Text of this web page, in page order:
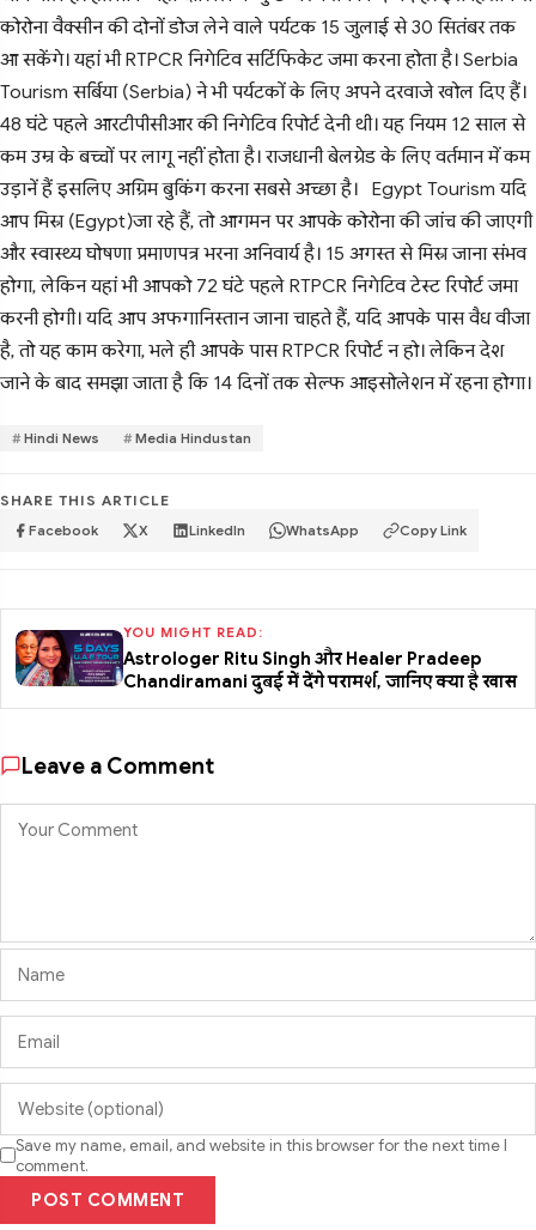
कोरोना वैक्सीन की दोनों डोज लेने वाले पर्यटक 15 जुलाई से 30 सितंबर तक
आ सकेंगे। यहां भी RTPCR निगेटिव सर्टिफिकेट जमा करना होता है। Serbia
Tourism सर्बिया (Serbia) ने भी पर्यटकों के लिए अपने दरवाजे खोल दिए हैं।
48 घंटे पहले आरटीपीसीआर की निगेटिव रिपोर्ट देनी थी। यह नियम 12 साल से
कम उम्र के बच्चों पर लागू नहीं होता है। राजधानी बेलग्रेड के लिए वर्तमान में कम
उड़ानें हैं इसलिए अग्रिम बुकिंग करना सबसे अच्छा है। Egypt Tourism यदि
आप मिस्र (Egypt)जा रहे हैं, तो आगमन पर आपके कोरोना की जांच की जाएगी
और स्वास्थ्य घोषणा प्रमाणपत्र भरना अनिवार्य है। 15 अगस्त से मिस्र जाना संभव
होगा, लेकिन यहां भी आपको 72 घंटे पहले RTPCR निगेटिव टेस्ट रिपोर्ट जमा
करनी होगी। यदि आप अफगानिस्तान जाना चाहते हैं, यदि आपके पास वैध वीजा
है, तो यह काम करेगा, भले ही आपके पास RTPCR रिपोर्ट न हो। लेकिन देश
जाने के बाद समझा जाता है कि 14 दिनों तक सेल्फ आइसोलेशन में रहना होगा।
Hindi News Media Hindustan
SHARE THIS ARTICLE
Facebook X LinkedIn WhatsApp Copy Link
YOU MIGHT READ:
Astrologer Ritu Singh और Healer Pradeep
Chandiramani दुबई में देंगे परामर्श, जानिए क्या है खास
Leave a Comment
Save my name, email, and website in this browser for the next time I
comment.
POST COMMENT